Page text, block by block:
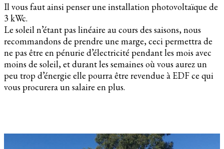
Il vous faut ainsi penser une installation photovoltaïque de
3 kWc.
Le soleil n’étant pas linéaire au cours des saisons, nous
recommandons de prendre une marge, ceci permettra de
ne pas être en pénurie d’électricité pendant les mois avec
moins de soleil, et durant les semaines où vous aurez un
peu trop d’énergie elle pourra être revendue à EDF ce qui
vous procurera un salaire en plus.